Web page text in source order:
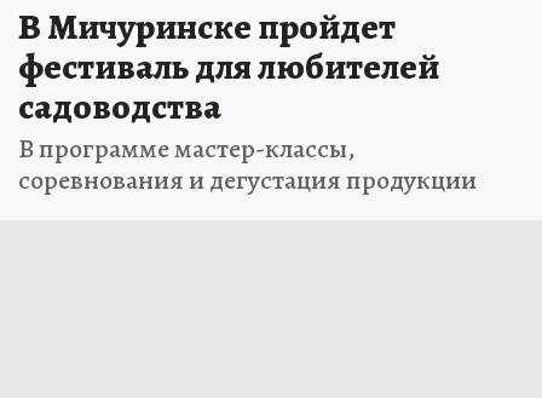
В Мичуринске пройдет
фестиваль для любителей
садоводства
В программе мастер-классы,
соревнования и дегустация продукции